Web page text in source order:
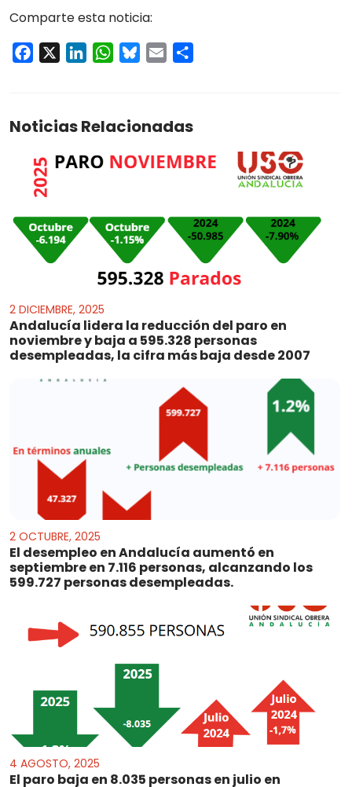
Comparte esta noticia:
Facebook LinkedInWhatsApp
Bluesky
Email
Noticias Relacionadas
2 DICIEMBRE, 2025
Andalucía lidera la reducción del paro en
noviembre y baja a 595.328 personas
desempleadas, la cifra más baja desde 2007
2 OCTUBRE, 2025
El desempleo en Andalucía aumentó en
septiembre en 7.116 personas, alcanzando los
599.727 personas desempleadas.
4 AGOSTO, 2025
El paro baja en 8.035 personas en julio en